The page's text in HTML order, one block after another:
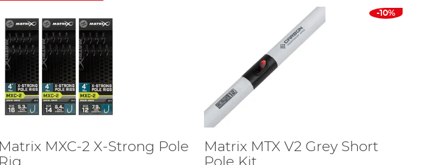
Matrix MXC-2 X-Strong Pole
Rig
-10%
Matrix MTX V2 Grey Short
Pole Kit